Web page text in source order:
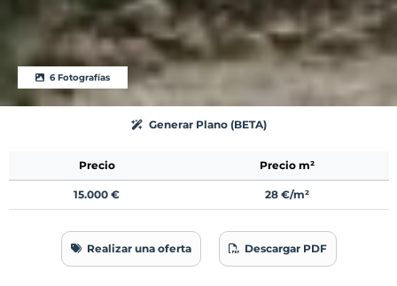
6 Fotografías
Generar Plano (BETA)
Precio Precio m²
15.000 € 28 €/m²
Realizar una oferta Descargar PDF